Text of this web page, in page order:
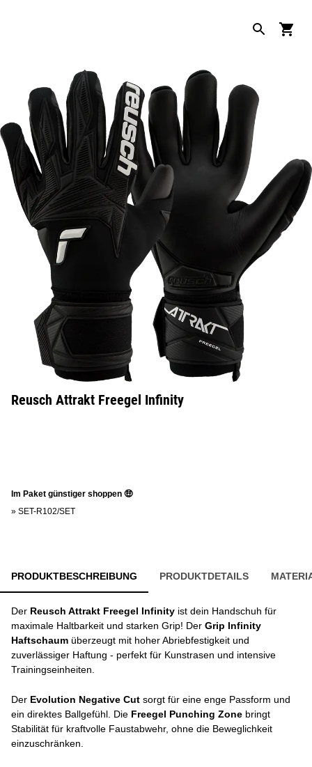
Reusch Attrakt Freegel Infinity
Im Paket günstiger shoppen 🤑
» SET-R102/SET
PRODUKTBESCHREIBUNG PRODUKTDETAILS
Der Reusch Attrakt Freegel Infinity ist dein Handschuh für
maximale Haltbarkeit und starken Grip! Der Grip Infinity
Haftschaum überzeugt mit hoher Abriebfestigkeit und
zuverlässiger Haftung - perfekt für Kunstrasen und intensive
Trainingseinheiten.
Der Evolution Negative Cut sorgt für eine enge Passform und
ein direktes Ballgefühl. Die Freegel Punching Zone bringt
Stabilität für kraftvolle Faustabwehr, ohne die Beweglichkeit
einzuschränken.